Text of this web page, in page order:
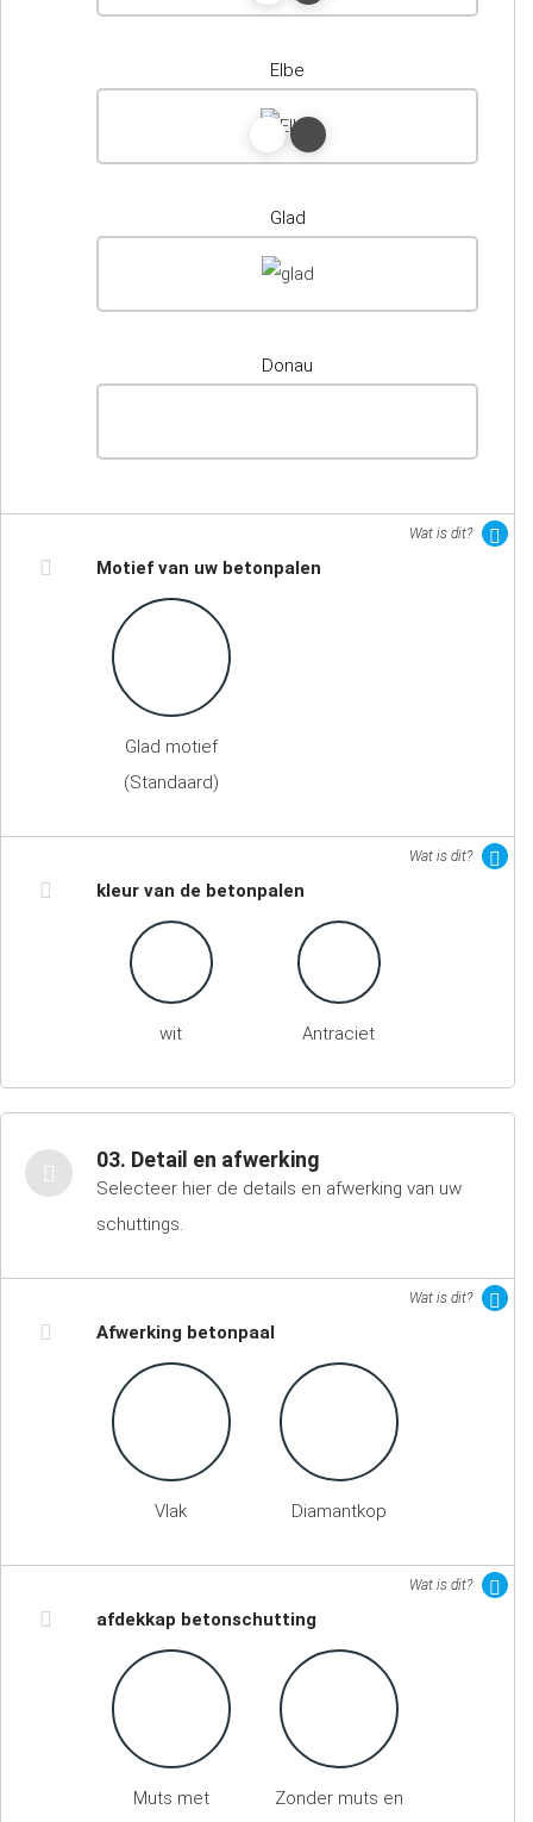
Elbe
Glad
Donau
Wat is dit?
Motief van uw betonpalen
Glad motief
(Standaard)
Wat is dit?
kleur van de betonpalen
wit Antraciet
03. Detail en afwerking
Selecteer hier de details en afwerking van uw
schuttings.
Wat is dit?
Afwerking betonpaal
Vlak Diamantkop
Wat is dit?
afdekkap betonschutting
Muts met
Zonder muts en